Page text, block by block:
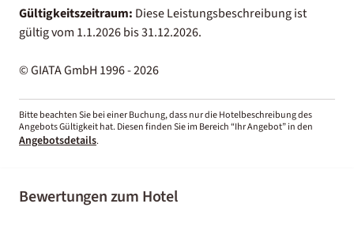
Gültigkeitszeitraum: Diese Leistungsbeschreibung ist
gültig vom 1.1.2026 bis 31.12.2026.
© GIATA GmbH 1996 - 2026
Bitte beachten Sie bei einer Buchung, dass nur die Hotelbeschreibung des
Angebots Gültigkeit hat. Diesen finden Sie im Bereich “Ihr Angebot” in den
Angebotsdetails.
Bewertungen zum Hotel